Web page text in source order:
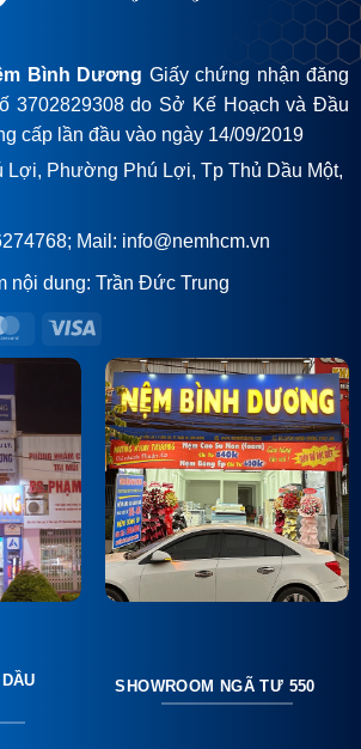
Bình Dương Giấy chứng nhận đăng
3702829308 do Sở Kế Hoạch và Đầu
cấp lần đầu vào ngày 14/09/2019
Lợi, Phường Phú Lợi, Tp Thủ Dầu Một,
Mail: info@nemhcm.vn
nội dung: Trần Đức Trung
MasterCard
SHOWROOM NGÃ TƯ 550